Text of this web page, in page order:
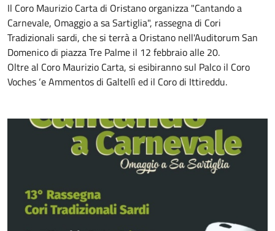
Il Coro Maurizio Carta di Oristano organizza "Cantando a
Carnevale, Omaggio a sa Sartiglia", rassegna di Cori
Tradizionali sardi, che si terrà a Oristano nell'Auditorum San
Domenico di piazza Tre Palme il 12 febbraio alle 20.
Oltre al Coro Maurizio Carta, si esibiranno sul Palco il Coro
Voches ‘e Ammentos di Galtellì ed il Coro di Ittireddu.